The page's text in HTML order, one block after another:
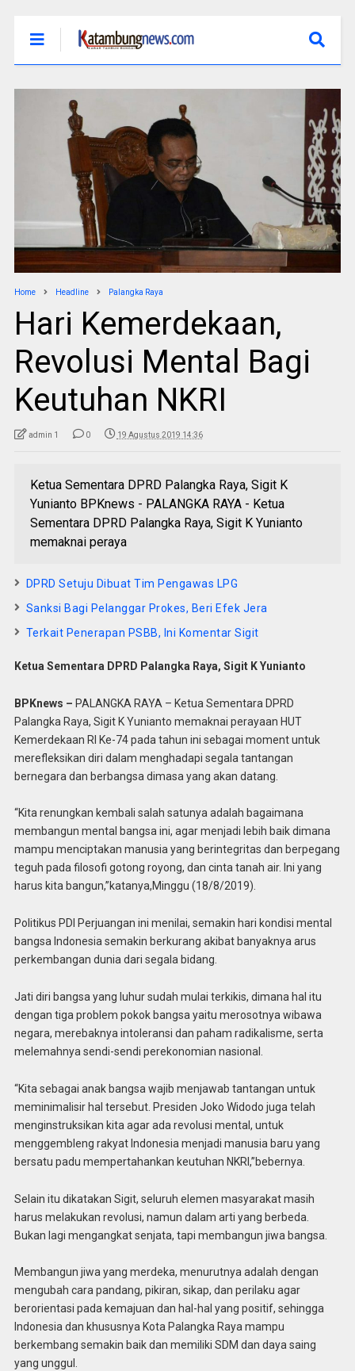
Home Headline Palangka Raya
Hari Kemerdekaan,
Revolusi Mental Bagi
Keutuhan NKRI
admin 1 0 19 Agustus 2019 14:36
Ketua Sementara DPRD Palangka Raya, Sigit K
Yunianto BPKnews - PALANGKA RAYA - Ketua
Sementara DPRD Palangka Raya, Sigit K Yunianto
memaknai peraya
DPRD Setuju Dibuat Tim Pengawas LPG
Sanksi Bagi Pelanggar Prokes, Beri Efek Jera
Terkait Penerapan PSBB, Ini Komentar Sigit
Ketua Sementara DPRD Palangka Raya, Sigit K Yunianto
BPKnews – PALANGKA RAYA – Ketua Sementara DPRD
Palangka Raya, Sigit K Yunianto memaknai perayaan HUT
Kemerdekaan RI Ke-74 pada tahun ini sebagai moment untuk
merefleksikan diri dalam menghadapi segala tantangan
bernegara dan berbangsa dimasa yang akan datang.
“Kita renungkan kembali salah satunya adalah bagaimana
membangun mental bangsa ini, agar menjadi lebih baik dimana
mampu menciptakan manusia yang berintegritas dan berpegang
teguh pada filosofi gotong royong, dan cinta tanah air. Ini yang
harus kita bangun,”katanya,Minggu (18/8/2019).
Politikus PDI Perjuangan ini menilai, semakin hari kondisi mental
bangsa Indonesia semakin berkurang akibat banyaknya arus
perkembangan dunia dari segala bidang.
Jati diri bangsa yang luhur sudah mulai terkikis, dimana hal itu
dengan tiga problem pokok bangsa yaitu merosotnya wibawa
negara, merebaknya intoleransi dan paham radikalisme, serta
melemahnya sendi-sendi perekonomian nasional.
“Kita sebagai anak bangsa wajib menjawab tantangan untuk
meminimalisir hal tersebut. Presiden Joko Widodo juga telah
menginstruksikan kita agar ada revolusi mental, untuk
menggembleng rakyat Indonesia menjadi manusia baru yang
bersatu padu mempertahankan keutuhan NKRI,”bebernya.
Selain itu dikatakan Sigit, seluruh elemen masyarakat masih
harus melakukan revolusi, namun dalam arti yang berbeda.
Bukan lagi mengangkat senjata, tapi membangun jiwa bangsa.
Membangun jiwa yang merdeka, menurutnya adalah dengan
mengubah cara pandang, pikiran, sikap, dan perilaku agar
berorientasi pada kemajuan dan hal-hal yang positif, sehingga
Indonesia dan khususnya Kota Palangka Raya mampu
berkembang semakin baik dan memiliki SDM dan daya saing
yang unggul.